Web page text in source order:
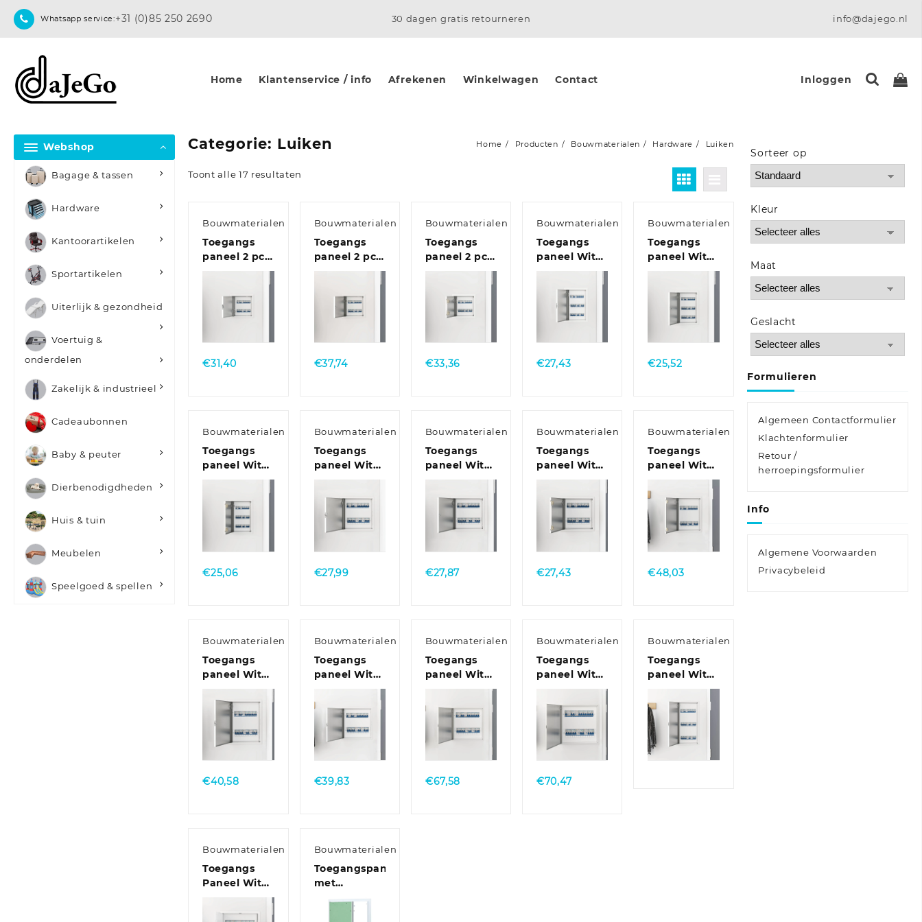
Whatsapp service:+31 (0)85 250 2690 30 dagen gratis retourneren info@dajego.nl
Home Klantenservice / info Afrekenen Winkelwagen Contact Inloggen
Webshop
Bagage & tassen
Hardware
Kantoorartikelen
Sportartikelen
Uiterlijk & gezondheid
Voertuig &
onderdelen
Zakelijk & industrieel
Cadeaubonnen
Baby & peuter
Dierbenodigdheden
Huis & tuin
Meubelen
Speelgoed & spellen
Categorie: Luiken Home Producten Bouwmaterialen Hardware Luiken
Toont alle 17 resultaten
Bouwmaterialen
Toegangs
paneel 2 pcs
Wit 20 x 20
Quick
€31,40
Bouwmaterialen
Toegangs
paneel 2 pcs
Wit 20 x 20
Quick
€37,74
Bouwmaterialen
Toegangs
paneel 2 pcs
Wit 20 x 20
Quick
€33,36
Bouwmaterialen
Toegangs
paneel Wit
Quick
€27,43
Bouwmaterialen
Toegangs
paneel Wit
Quick
€25,52
Bouwmaterialen
Toegangs
paneel Wit
Quick
€25,06
Bouwmaterialen
Toegangs
paneel Wit
Quick
€27,99
Bouwmaterialen
Toegangs
paneel Wit
Quick
€27,87
Bouwmaterialen
Toegangs
paneel Wit
Quick
€27,43
Bouwmaterialen
Toegangs
paneel Wit
30 x 40 cm
Staal
Quick
€48,03
Bouwmaterialen
Toegangs
paneel Wit
staal
Quick
€40,58
Bouwmaterialen
Toegangs
paneel Wit
staal
Quick
€39,83
Bouwmaterialen
Toegangs
paneel Wit
50 x 50 cm
staal
Quick
€67,58
Bouwmaterialen
Toegangs
paneel Wit
60 x 60 cm
staal
Quick
€70,47
Bouwmaterialen
Toegangs
paneel Wit
cm Staal
Quick
View
Bouwmaterialen
Toegangs
Paneel Wit
Bouwmaterialen
Toegangspaneel
met
aluminium
frame en
Sorteer op
Sort Products
Kleur
Maat
Geslacht
Formulieren
Algemeen Contactformulier
Klachtenformulier
Retour /
herroepingsformulier
Info
Algemene Voorwaarden
Privacybeleid